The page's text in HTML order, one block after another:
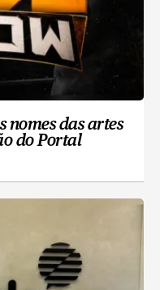
nomes das artes
do Portal